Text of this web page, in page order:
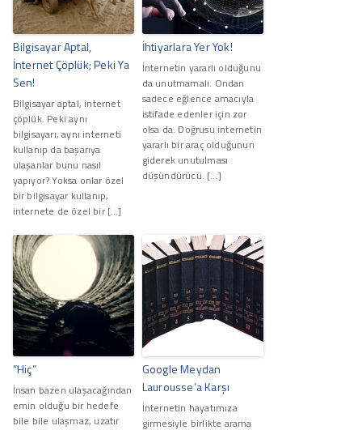
Bilgisayar Aptal,
İnternet Çöplük; Peki Ya
Sen!
Bilgisayar aptal, internet
çöplük. Peki aynı
bilgisayarı, aynı interneti
kullanıp da başarıya
ulaşanlar bunu nasıl
yapıyor? Yoksa onlar özel
bir bilgisayar kullanıp,
internete de özel bir […]
İhtiyarlara Yer Yok!
İnternetin yararlı olduğunu
da unutmamalı. Ondan
sadece eğlence amacıyla
istifade edenler için zor
olsa da. Doğrusu internetin
yararlı bir araç olduğunun
giderek unutulması
düşündürücü. […]
”Hiç”
İnsan bazen ulaşacağından
emin olduğu bir hedefe
bile bile ulaşmaz, uzatır
Google Meydan
Laurousse’a Karşı
İnternetin hayatımıza
girmesiyle birlikte arama